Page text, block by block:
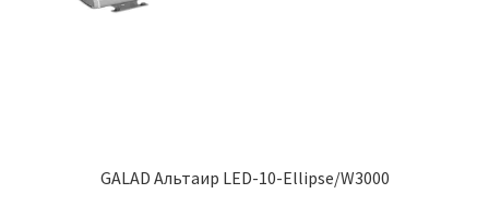
GALAD Альтаир LED-10-Ellipse/W3000